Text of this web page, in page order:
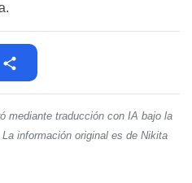
mediante traducción con IA bajo la
información original es de Nikita